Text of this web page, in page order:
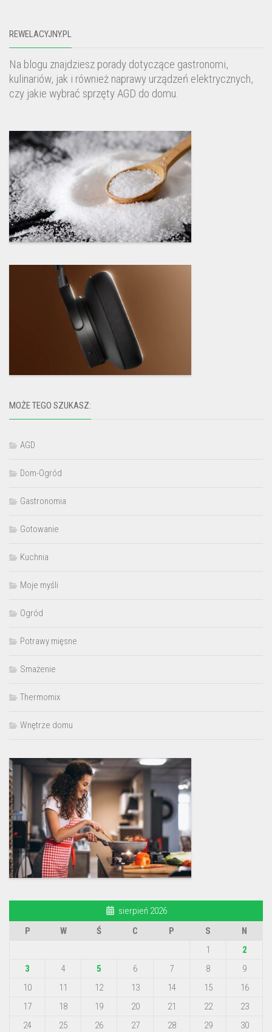
REWELACYJNY.PL
Na blogu znajdziesz porady dotyczące gastronomi,
kulinariów, jak i również naprawy urządzeń elektrycznych,
czy jakie wybrać sprzęty AGD do domu.
MOŻE TEGO SZUKASZ:
AGD
Dom-Ogród
Gastronomia
Gotowanie
Kuchnia
Moje myśli
Ogród
Potrawy mięsne
Smażenie
Thermomix
Wnętrze domu
sierpień 2026
P
W Ś C P S
N
1
2
3
4 5 6 7 8
9
10
11 12 13 14 15
16
17
18 19 20 21 22
23
24
25 26 27 28 29
30